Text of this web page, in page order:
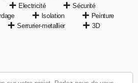
Electricité
Sécurité
Isolation
Peinture
Serrurier-metallier
3D